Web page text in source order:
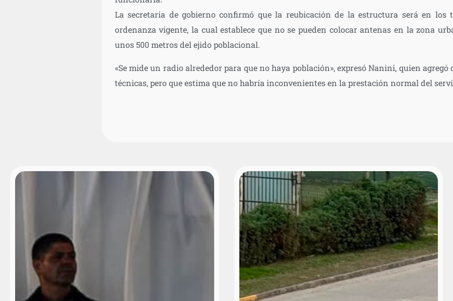
La secretaria de gobierno confirmó que la reubicación de la estructura será en los
ordenanza vigente, la cual establece que no se pueden colocar antenas en la zona
unos 500 metros del ejido poblacional.
«Se mide un radio alrededor para que no haya población», expresó Nanini, quien agregó
técnicas, pero que estima que no habría inconvenientes en la prestación normal del